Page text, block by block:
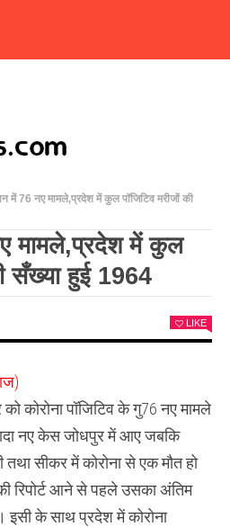
में 76 नए मामले,प्रदेश में कुल पॉजिटिव मरीजों की
मामले,प्रदेश में कुल
सँख्या हुई 1964
LIKE
कोरोना पॉजिटिव के गु76 नए मामले
नए केस जोधपुर में आए जबकि
सीकर में कोरोना से एक मौत हो
रिपोर्ट आने से पहले उसका अंतिम
इसी के साथ प्रदेश में कोरोना